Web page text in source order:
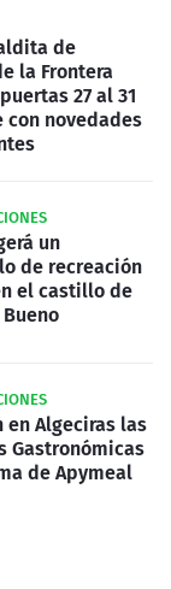
de
la Frontera
27 al 31
con novedades
un
de recreación
el castillo de
en Algeciras las
Gastronómicas
de Apymeal